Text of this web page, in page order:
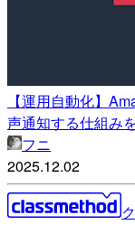
【運用自動化】
声通知する仕組み
フニ
2025.12.02